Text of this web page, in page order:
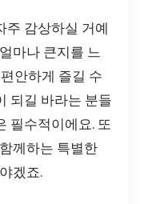
주 감상하실 거예
마나 큰지를 느
안하게 즐길 수
되길 바라는 분들
필수적이에요. 또
께하는 특별한
겠죠.